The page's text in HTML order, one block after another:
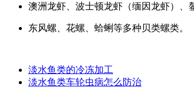
澳洲龙虾、波士顿龙虾（缅因龙虾）、
东风螺、花螺、蛤蜊等多种贝类螺类。
淡水鱼类的冷冻加工
淡水鱼类车轮虫病怎么防治